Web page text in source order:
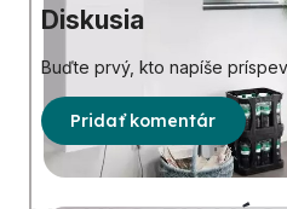
Diskusia
Buďte prvý, kto napíše
Pridať komentár